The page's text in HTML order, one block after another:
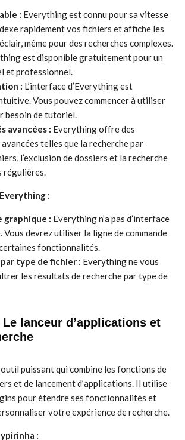
: Everything est connu pour sa vitesse
rapidement vos fichiers et affiche les
même pour des recherches complexes.
est disponible gratuitement pour un
et professionnel.
: L’interface d’Everything est
Vous pouvez commencer à utiliser
besoin de tutoriel.
avancées : Everything offre des
telles que la recherche par
l’exclusion de dossiers et la recherche
régulières.
:
graphique : Everything n’a pas d’interface
Vous devrez utiliser la ligne de commande
fonctionnalités.
type de fichier : Everything ne vous
les résultats de recherche par type de
lanceur d’applications et
puissant qui combine les fonctions de
et de lancement d’applications. Il utilise
pour étendre ses fonctionnalités et
votre expérience de recherche.
: